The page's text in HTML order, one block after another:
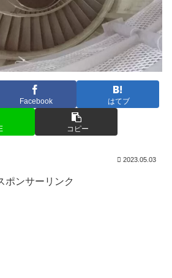
Facebook はてブ
コピー
2023.05.03
ポンサーリンク